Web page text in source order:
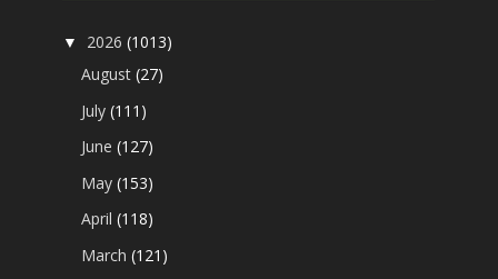
▼ 2026(1013)
August(27)
July(111)
June(127)
May(153)
April(118)
March(121)